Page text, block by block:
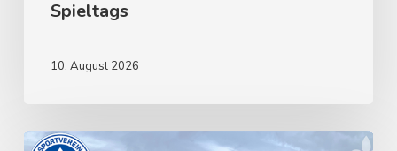
Spieltags
10. August 2026